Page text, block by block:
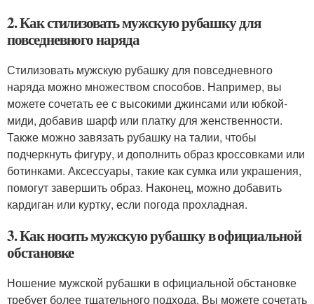
2. Как стилизовать мужскую рубашку для
повседневного наряда
Стилизовать мужскую рубашку для повседневного
наряда можно множеством способов. Например, вы
можете сочетать ее с высокими джинсами или юбкой-
миди, добавив шарф или платку для женственности.
Также можно завязать рубашку на талии, чтобы
подчеркнуть фигуру, и дополнить образ кроссовками или
ботинками. Аксессуары, такие как сумка или украшения,
помогут завершить образ. Наконец, можно добавить
кардиган или куртку, если погода прохладная.
3. Как носить мужскую рубашку в официальной
обстановке
Ношение мужской рубашки в официальной обстановке
требует более тщательного подхода. Вы можете сочетать